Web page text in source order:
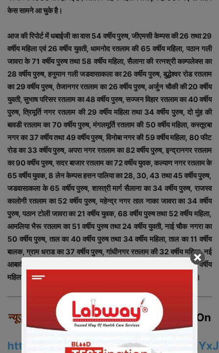
केस सामने आ चुके है।
आज की रिपोर्ट में धबाईजी का वास 54 वर्षीय पुरुष, जीएमसी केम्पस की 26 तथा 29
वर्षीय महिला एवं 26 वर्षीय युवती, धामनोद रतलाम की 65 वर्षीय महिला, पठान गली
जावरा के 71 वर्षीय पुरुष तथा 58 वर्षीय महिला, सैलाना की रत्नश्री काम्पलेक्स का
28 वर्षीय पुरुष, हनुमान गली जडवासाकला का 26 वर्षीय पुरुष, बुद्धेश्वर रोड रतलाम
का 29 वर्षीय पुरुष, तेजानगर रतलाम का 26 वर्षीय पुरुष, अर्जुन चौकी की 20 वर्षीय
युवती, सुभाष परिसर रतलाम का 48 वर्षीय पुरुष, सज्जन विहार रतलाम का 40 वर्षीय
पुरुष, त्रिमूर्ति नगर रतलाम की 29 वर्षीय महिला तथा 34 वर्षीय पुरुष, दो मुंह की
बावडी रतलाम का 70 वर्षीय पुरुष, मंगलमूर्ति रतलाम की 50 वर्षीय महिला, कस्तूरबा
नगर का 37 वर्षीय तथा 49 वर्षीय पुरुष, विनोबा नगर की 59 वर्षीय महिला, 80 फीट
रोड का 33 वर्षीय पुरुष, अपरा नगर रतलाम का 82 वर्षीय पुरुष, इन्द्रानगर रतलाम
का 90 वर्षीय पुरुष, सदर बाजार रतलाम का 72 वर्षीय युवक, कल्याण नगर रतलाम के
65 वर्षीय युवक, 8 लेन केम्पस हसन पालिया का 28, 30, 43 तथा 45 वर्षीय पुरुष,
जडवासाकला के 65 वर्षीय पुरुष, शास्त्री मार्ग सैलाना का 34 वर्षीय पुरुष, राजस्व
कालोनी रतलाम का 52 वर्षीय पुरुष, महेन्द्र नगर ताल नाका जावरा का 34 वर्षीय
पुरुष, पठान टोली जावरा का 21 वर्षीय युवक, 68 वर्षीय पुरुष तथा 52 वर्षीय महिला,
आमलिया भैरू रतलाम का 51 वर्षीय पुरुष तथा 24 वर्षीय युवती, नाई चौक नगरा का
50 वर्षीय पुरुष, ताल का 40 वर्षीय पुरुष तथा 34 वर्षीय महिला, ताल का 11 वर्षीय
बालक, ग्राम धराड का 37 वर्षीय पुरुष, गांधीनगर रतलाम की 32 वर्षीय महिला, नई
आबादी बिरमावल का 70 वर्षीय पुरुष, पिपलौदा का 40 वर्षीय पुरुष तथा 58 वर्षीय
महिला, बडी सीतलामाता का 49 वर्षीय पुरुष के कोरोना सैंपल पाजीटिव निकले है।
न्यूज़ इंडिया 365से जुड़े रहने के लिए – Join us On
WhatsApp
https://chat.whatsapp.com/